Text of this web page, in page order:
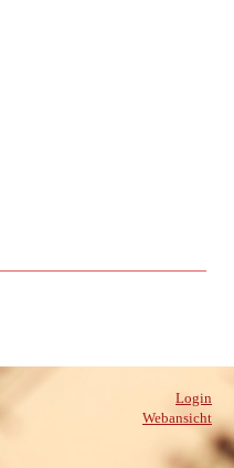
Login
Webansicht